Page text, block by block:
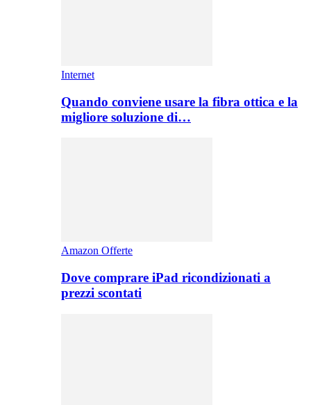
Internet
Quando conviene usare la fibra ottica e la
migliore soluzione di…
Amazon Offerte
Dove comprare iPad ricondizionati a
prezzi scontati